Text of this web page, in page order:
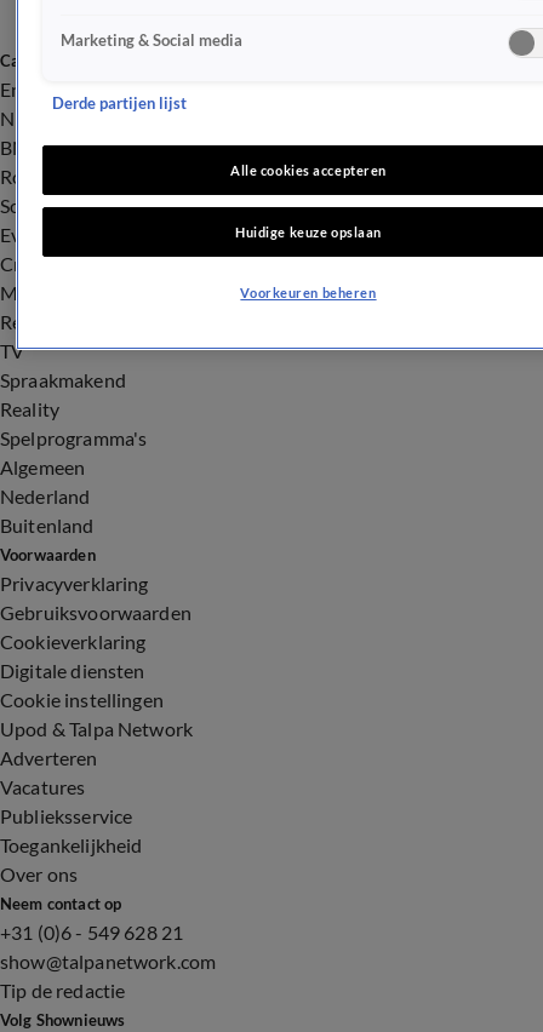
Categorieën
Entertainment
Nieuws
BN'ers
Royalty
Songfestival
Evenementen
Crime
Misdaad
Rechtszaken
TV
Spraakmakend
Reality
Spelprogramma's
Algemeen
Nederland
Buitenland
Voorwaarden
Privacyverklaring
Gebruiksvoorwaarden
Cookieverklaring
Digitale diensten
Cookie instellingen
Upod & Talpa Network
Adverteren
Vacatures
Publieksservice
Toegankelijkheid
Over ons
Neem contact op
+31 (0)6 - 549 628 21
show@talpanetwork.com
Tip de redactie
Volg Shownieuws
Marketing & Social media
Derde partijen lijst
Alle cookies accepteren
Huidige keuze opslaan
Voorkeuren beheren